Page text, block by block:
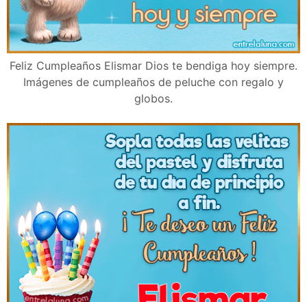
Feliz Cumpleaños Elismar Dios te bendiga hoy siempre.
Imágenes de cumpleaños de peluche con regalo y
globos.